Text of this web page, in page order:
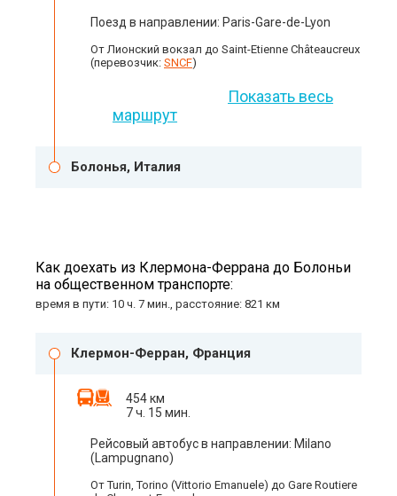
Поезд в направлении: Paris-Gare-de-Lyon
От Лионский вокзал до Saint-Etienne Châteaucreux
(перевозчик: SNCF)
Показать весь
маршрут
Болонья, Италия
Как доехать из Клермона-Феррана до Болоньи
на общественном транспорте:
время в пути: 10 ч. 7 мин., расстояние: 821 км
Клермон-Ферран, Франция
454 км
7 ч. 15 мин.
Рейсовый автобус в направлении: Milano
(Lampugnano)
От Turin, Torino (Vittorio Emanuele) до Gare Routiere